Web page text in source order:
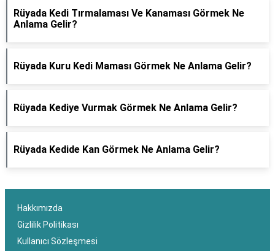
Rüyada Kedi Tırmalaması Ve Kanaması Görmek Ne
Anlama Gelir?
Rüyada Kuru Kedi Maması Görmek Ne Anlama Gelir?
Rüyada Kediye Vurmak Görmek Ne Anlama Gelir?
Rüyada Kedide Kan Görmek Ne Anlama Gelir?
Hakkımızda
Gizlilik Politikası
Kullanıcı Sözleşmesi